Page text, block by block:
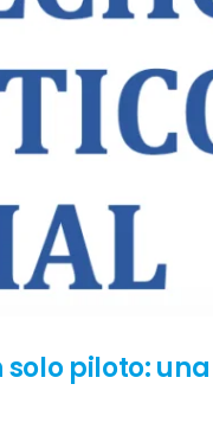
piloto: